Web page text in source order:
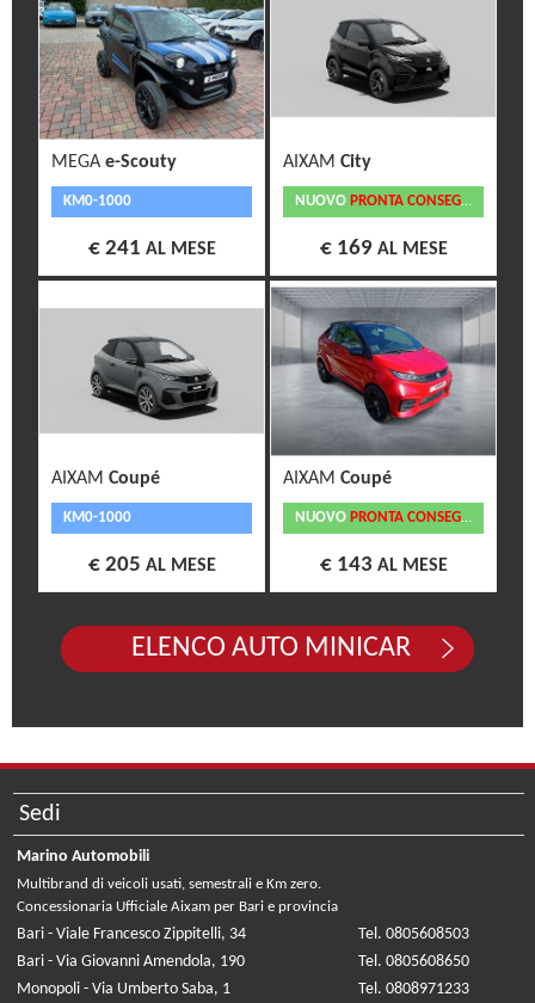
MEGA e-Scouty
KM0-1000
€ 241 AL MESE
AIXAM City
NUOVO PRONTA CONSEGNA
€ 169 AL MESE
AIXAM Coupé
KM0-1000
€ 205 AL MESE
AIXAM Coupé
NUOVO PRONTA CONSEGNA
€ 143 AL MESE
ELENCO AUTO MINICAR
Sedi
Marino Automobili
Multibrand di veicoli usati, semestrali e Km zero.
Concessionaria Ufficiale Aixam per Bari e provincia
Bari - Viale Francesco Zippitelli, 34
Tel. 0805608503
Bari - Via Giovanni Amendola, 190
Tel. 0805608650
Monopoli - Via Umberto Saba, 1
Tel. 0808971233